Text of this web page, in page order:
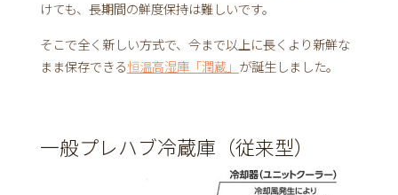
けても、長期間の鮮度保持は難しいです。
そこで全く新しい方式で、今まで以上に長くより新鮮な
まま保存できる恒温高湿庫「潤蔵」 が誕生しました。
一般プレハブ冷蔵庫（従来型）